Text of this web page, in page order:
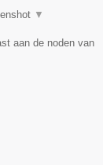
▼
aan de noden van